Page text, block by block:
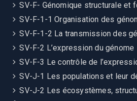
SV-F- Génomique structurale et
SV-F-1-1 Organisation des
SV-F-1-2 La transmission des
SV-F-2 L’expression du génome
SV-F-3 Le contrôle de
SV-J-1 Les populations et leur
SV-J-2 Les écosystèmes,